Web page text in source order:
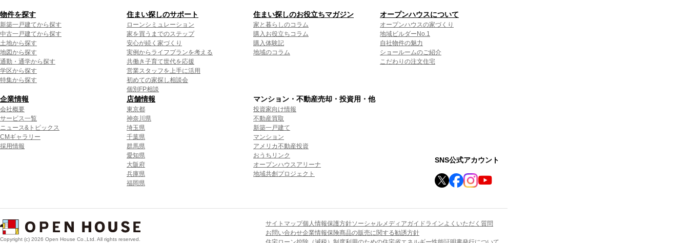
物件を探す
新築一戸建てから探す
中古一戸建てから探す
土地から探す
地図から探す
通勤・通学から探す
学区から探す
特集から探す
住まい探しのサポート
ローンシミュレーション
家を買うまでのステップ
安心が続く家づくり
実例からライフプランを考える
共働き子育て世代を応援
営業スタッフを上手に活用
初めての家探し相談会
個別FP相談
住まい探しのお役立ちマガジン
家と暮らしのコラム
購入お役立ちコラム
購入体験記
地域のコラム
オープンハウスについて
オープンハウスの家づくり
地域ビルダーNo.1
自社物件の魅力
ショールームのご紹介
こだわりの注文住宅
企業情報
会社概要
サービス一覧
ニュース&トピックス
CMギャラリー
採用情報
店舗情報
東京都
神奈川県
埼玉県
千葉県
群馬県
愛知県
大阪府
兵庫県
福岡県
マンション・不動産売却・投資用・他
投資家向け情報
不動産買取
新築一戸建て
マンション
アメリカ不動産投資
おうちリンク
オープンハウスアリーナ
地域共創プロジェクト
SNS公式アカウント
Copyright (c) 2026 Open House Co.,Ltd. All rights reserved.
サイトマップ個人情報保護方針ソーシャルメディアガイドラインよくいただく質問
お問い合わせ企業情報保険商品の販売に関する勧誘方針